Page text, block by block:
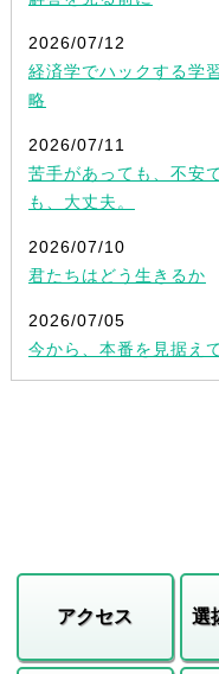
2026/07/12
経済学でハックする学
略
2026/07/11
苦手があっても、不安
も、大丈夫。
2026/07/10
君たちはどう生きるか
2026/07/05
今から、本番を見据え
アクセス 選